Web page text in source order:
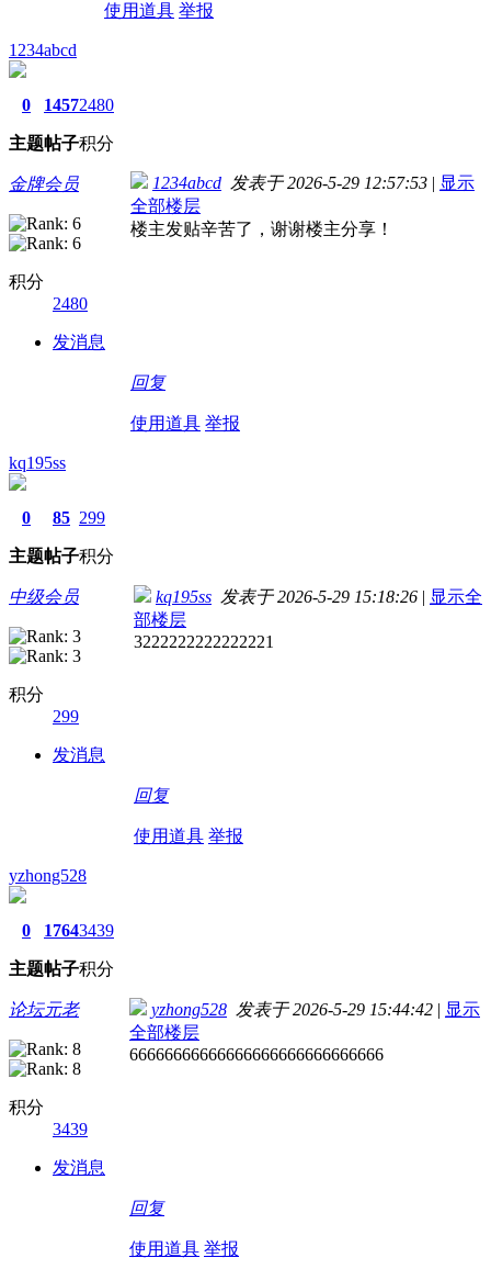
使用道具 举报
1234abcd
0
主题
1457
帖子
2480
积分
金牌会员
积分
2480
发消息
1234abcd 发表于 2026-5-29 12:57:53 | 显示
全部楼层
楼主发贴辛苦了，谢谢楼主分享！
回复
使用道具 举报
kq195ss
0
主题
85
帖子
299
积分
中级会员
积分
299
发消息
kq195ss 发表于 2026-5-29 15:18:26 | 显示全
部楼层
3222222222222221
回复
使用道具 举报
yzhong528
0
主题
1764
帖子
3439
积分
论坛元老
积分
3439
发消息
yzhong528 发表于 2026-5-29 15:44:42 | 显示
全部楼层
66666666666666666666666666666
回复
使用道具 举报